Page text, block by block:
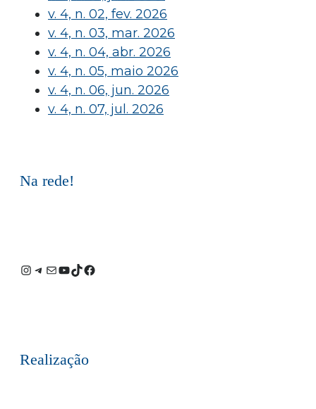
v. 4, n. 02, fev. 2026
v. 4, n. 03, mar. 2026
v. 4, n. 04, abr. 2026
v. 4, n. 05, maio 2026
v. 4, n. 06, jun. 2026
v. 4, n. 07, jul. 2026
Na rede!
Instagram
Telegram
E-Youtube
TikTok
Facebook
Realização